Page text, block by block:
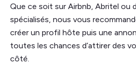
Que ce soit sur Airbnb, Abritel ou
spécialisés, nous vous
créer un profil hôte puis une
toutes les chances d’attirer des
côté.